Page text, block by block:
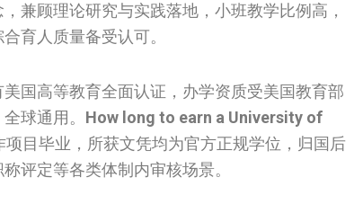
兼顾理论研究与实践落地，小班教学比例高，
育人质量备受认可。
国高等教育全面认证，办学资质受美国教育部
球通用。 How long to earn a University of
目毕业，所获文凭均为官方正规学位，归国后
评定等各类体制内审核场景。